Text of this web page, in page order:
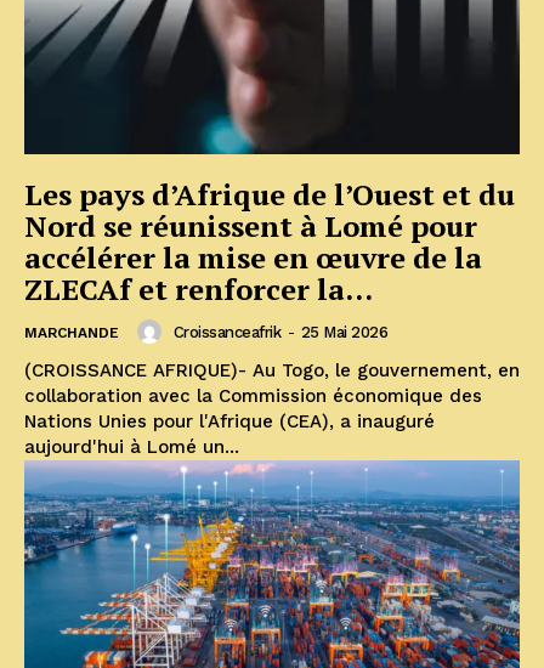
Les pays d’Afrique de l’Ouest et du
Nord se réunissent à Lomé pour
accélérer la mise en œuvre de la
ZLECAf et renforcer la...
MARCHANDE Croissanceafrik - 25 Mai 2026
(CROISSANCE AFRIQUE)- Au Togo, le gouvernement, en
collaboration avec la Commission économique des
Nations Unies pour l'Afrique (CEA), a inauguré
aujourd'hui à Lomé un...